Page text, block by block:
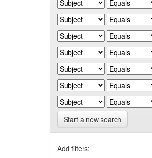
Start a new search
Add filters: